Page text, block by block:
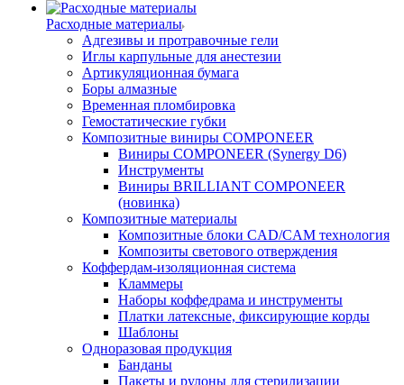
Расходные материалы
Адгезивы и протравочные гели
Иглы карпульные для анестезии
Артикуляционная бумага
Боры алмазные
Временная пломбировка
Гемостатические губки
Композитные виниры COMPONEER
Виниры COMPONEER (Synergy D6)
Инструменты
Виниры BRILLIANT COMPONEER
(новинка)
Композитные материалы
Композитные блоки CAD/СAM технология
Композиты светового отверждения
Коффердам-изоляционная система
Кламмеры
Наборы коффедрама и инструменты
Платки латексные, фиксирующие корды
Шаблоны
Одноразовая продукция
Банданы
Пакеты и рулоны для стерилизации